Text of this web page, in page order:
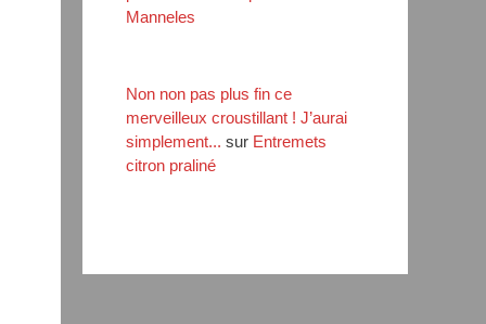
Manneles
Non non pas plus fin ce
merveilleux croustillant ! J’aurai
simplement... sur Entremets
citron praliné